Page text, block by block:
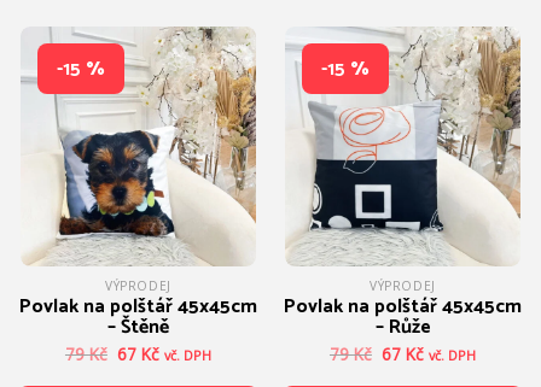
-15 %
VÝPRODEJ
Povlak na polštář 45x45cm
– Štěně
79Kč Původní
67KčAktuální
vč. DPH
-15 %
VÝPRODEJ
Povlak na polštář 45x45cm
– Růže
79Kč Původní
67KčAktuální
vč. DPH